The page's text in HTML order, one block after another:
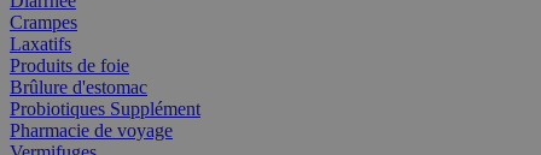
Crampes
Laxatifs
Produits de foie
Brûlure d'estomac
Probiotiques Supplément
Pharmacie de voyage